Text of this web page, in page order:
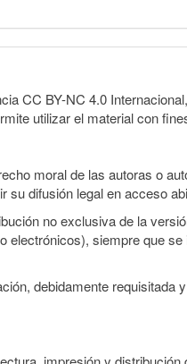
CC BY-NC 4.0
utilizar el material con
moral de las autoras o
su difusión legal en acceso
no exclusiva de la
electrónicos), siempre que
debidamente requisitada